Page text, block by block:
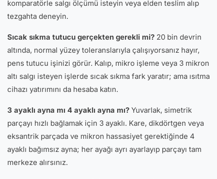
komparatörle salgı ölçümü isteyin veya elden teslim alıp
tezgahta deneyin.
Sıcak sıkma tutucu gerçekten gerekli mi? 20 bin devrin
altında, normal yüzey toleranslarıyla çalışıyorsanız hayır,
pens tutucu işinizi görür. Kalıp, mikro işleme veya 3 mikron
altı salgı isteyen işlerde sıcak sıkma fark yaratır; ama ısıtma
cihazı yatırımını da hesaba katın.
3 ayaklı ayna mı 4 ayaklı ayna mı? Yuvarlak, simetrik
parçayı hızlı bağlamak için 3 ayaklı. Kare, dikdörtgen veya
eksantrik parçada ve mikron hassasiyet gerektiğinde 4
ayaklı bağımsız ayna; her ayağı ayrı ayarlayıp parçayı tam
merkeze alırsınız.